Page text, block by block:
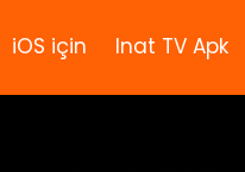
iOS için Inat TV Apk